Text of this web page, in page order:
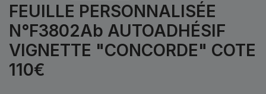
FEUILLE PERSONNALISÉE
N°F3802Ab AUTOADHÉSIF
VIGNETTE "CONCORDE" COTE
110€